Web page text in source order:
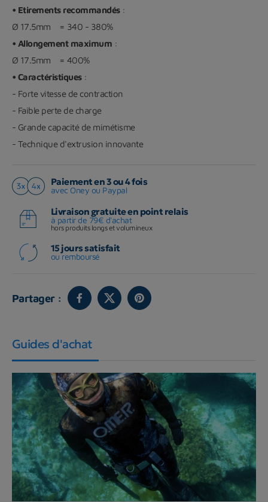
• Etirements recommandés:
Ø 17.5mm = 340 - 380%
• Allongement maximum :
Ø 17.5mm = 400%
• Caractéristiques:
- Forte vitesse de contraction
- Faible perte de charge
- Grande capacité de mimétisme
- Technique d'extrusion innovante
Paiement en 3 ou 4 fois
avec Oney ou Paypal
Livraison gratuite en point relais
à partir de 79€ d'achat
hors produits longs et volumineux
15 jours satisfait
ou remboursé
Partager :
Guides d'achat